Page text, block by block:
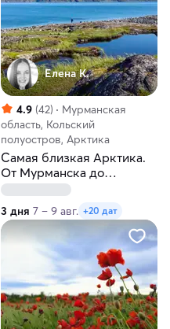
Елена К.
4.9 (42)
Мурманская
область, Кольский
полуостров, Арктика
Самая близкая Арктика.
От Мурманска до
Териберки
3 дня 7 – 9 авг. +20 дат